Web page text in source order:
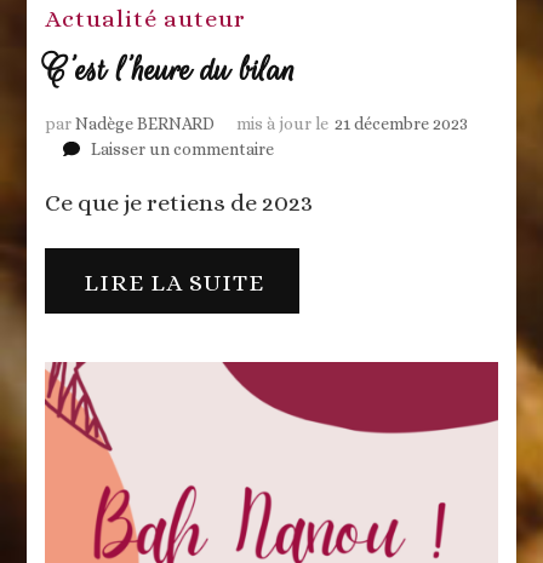
Actualité auteur
C’est l’heure du bilan
parNadège BERNARD mis à jour le 21 décembre 2023
Laisser un commentairesur
l’heure
bilan
Ce que je retiens de 2023
LIRE LA SUITE